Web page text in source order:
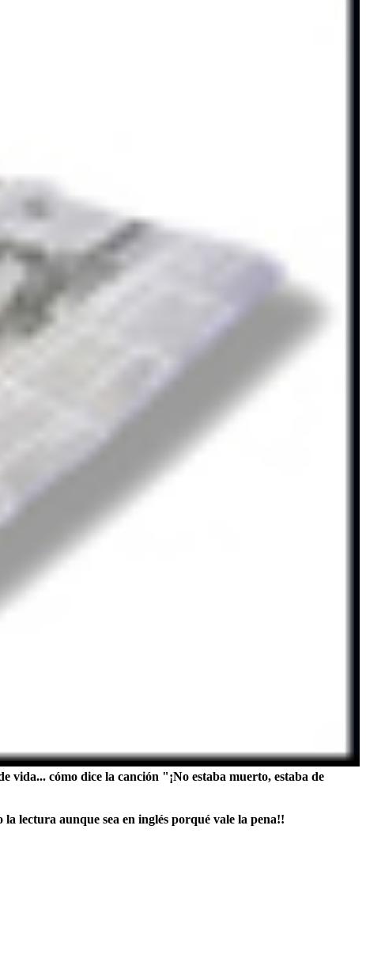
vida... cómo dice la canción "¡No estaba muerto, estaba de
lectura aunque sea en inglés porqué vale la pena!!